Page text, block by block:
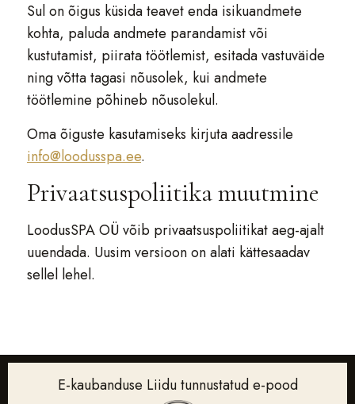
Sul on õigus küsida teavet enda isikuandmete
kohta, paluda andmete parandamist või
kustutamist, piirata töötlemist, esitada vastuväide
ning võtta tagasi nõusolek, kui andmete
töötlemine põhineb nõusolekul.
Oma õiguste kasutamiseks kirjuta aadressile
info@loodusspa.ee.
Privaatsuspoliitika muutmine
LoodusSPA OÜ võib privaatsuspoliitikat aeg-ajalt
uuendada. Uusim versioon on alati kättesaadav
sellel lehel.
E-kaubanduse Liidu tunnustatud e-pood